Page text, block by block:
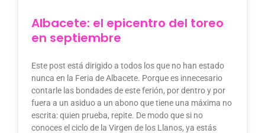
Albacete: el epicentro del toreo
en septiembre
Este post está dirigido a todos los que no han estado
nunca en la Feria de Albacete. Porque es innecesario
contarle las bondades de este ferión, por dentro y por
fuera a un asiduo a un abono que tiene una máxima no
escrita: quien prueba, repite. De modo que si no
conoces el ciclo de la Virgen de los Llanos, ya estás